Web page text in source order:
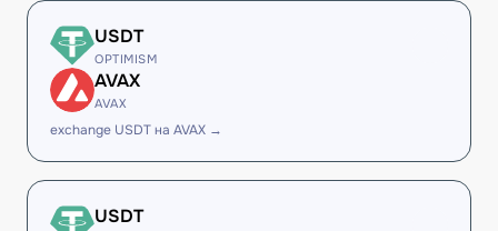
USDT
OPTIMISM
AVAX
AVAX
exchange USDT на AVAX →
USDT